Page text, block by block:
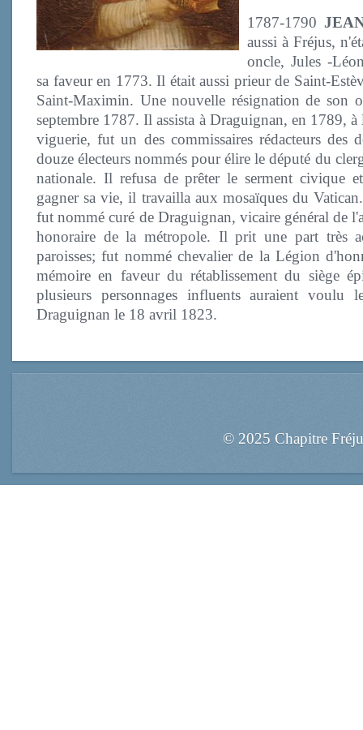
1787-1790
aussi à Fréjus,
oncle, Jules -
sa faveur en 1773. Il était aussi prieur de Saint-
Saint-Maximin. Une nouvelle résignation de son
septembre 1787. Il assista à Draguignan, en 1789, à
viguerie, fut un des commissaires rédacteurs des
douze électeurs nommés pour élire le député du
nationale. Il refusa de prêter le serment civique
gagner sa vie, il travailla aux mosaïques du
fut nommé curé de Draguignan, vicaire général de
honoraire de la métropole. Il prit une part très
paroisses; fut nommé chevalier de la Légion
mémoire en faveur du rétablissement du siège
plusieurs personnages influents auraient
Draguignan le 18 avril 1823.
© 2025 Chapitre